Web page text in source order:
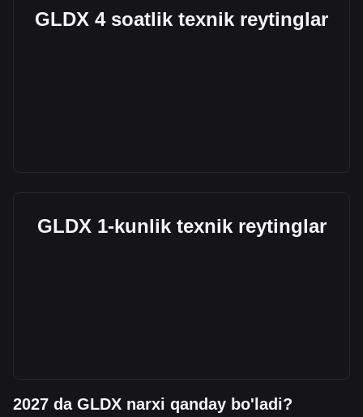
GLDX 4 soatlik texnik reytinglar
GLDX 1-kunlik texnik reytinglar
2027 da GLDX narxi qanday bo'ladi?